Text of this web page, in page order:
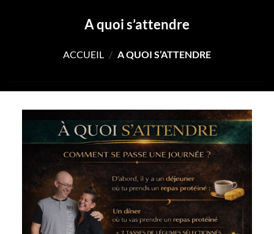
A quoi s’attendre
ACCUEIL / A QUOI S’ATTENDRE